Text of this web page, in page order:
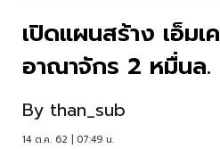
เปิดแผนสร้าง เอ็ม
อาณาจักร 2 หมื่นล.
By than_sub
14 ต.ค. 62 | 07:49 น.